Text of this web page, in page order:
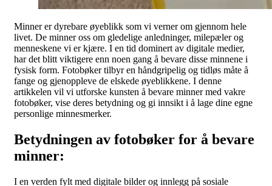
Minner er dyrebare øyeblikk som vi verner om gjennom hele
livet. De minner oss om gledelige anledninger, milepæler og
menneskene vi er kjære. I en tid dominert av digitale medier,
har det blitt viktigere enn noen gang å bevare disse minnene i
fysisk form. Fotobøker tilbyr en håndgripelig og tidløs måte å
fange og gjenoppleve de elskede øyeblikkene. I denne
artikkelen vil vi utforske kunsten å bevare minner med vakre
fotobøker, vise deres betydning og gi innsikt i å lage dine egne
personlige minnesmerker.
Betydningen av fotobøker for å bevare
minner:
I en verden fylt med digitale bilder og innlegg på sosiale